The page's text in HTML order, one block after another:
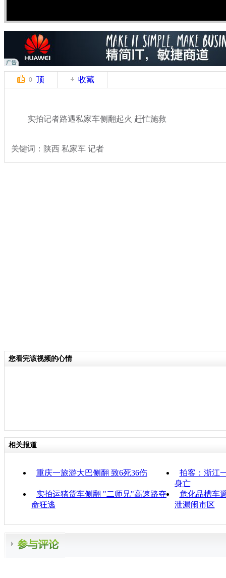
0 顶 收藏
实拍记者路遇私家车侧翻起火 赶忙施救
关键词：陕西 私家车 记者
您看完该视频的心情
相关报道
重庆一旅游大巴侧翻 致6死36伤
拍客：浙江
身亡
实拍运猪货车侧翻 "二师兄"高速路夺
命狂逃
危化品槽车
泄漏闹市区